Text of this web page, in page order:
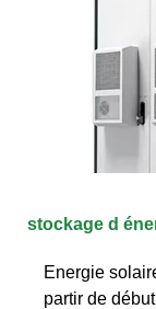
stockage d
Energie
partir de